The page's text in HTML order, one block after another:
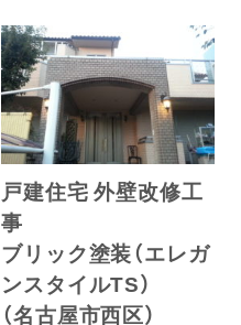
戸建住宅 外壁改修工
事
ブリック塗装（エレガ
ンスタイルTS）
（名古屋市西区）